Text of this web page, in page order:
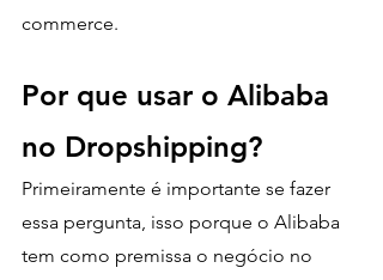
commerce.
Por que usar o Alibaba
no Dropshipping?
Primeiramente é importante se fazer
essa pergunta, isso porque o Alibaba
tem como premissa o negócio no